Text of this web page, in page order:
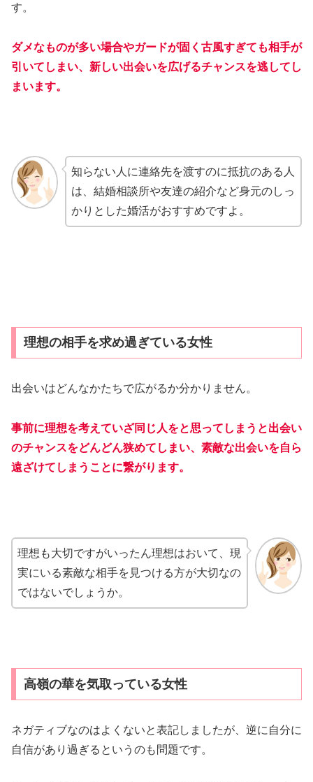
す。
ダメなものが多い場合やガードが固く古風すぎても相手が
引いてしまい、新しい出会いを広げるチャンスを逃してし
まいます。
知らない人に連絡先を渡すのに抵抗のある人
は、結婚相談所や友達の紹介など身元のしっ
かりとした婚活がおすすめですよ。
理想の相手を求め過ぎている女性
出会いはどんなかたちで広がるか分かりません。
事前に理想を考えていざ同じ人をと思ってしまうと出会い
のチャンスをどんどん狭めてしまい、素敵な出会いを自ら
遠ざけてしまうことに繋がります。
理想も大切ですがいったん理想はおいて、現
実にいる素敵な相手を見つける方が大切なの
ではないでしょうか。
高嶺の華を気取っている女性
ネガティブなのはよくないと表記しましたが、逆に自分に
自信があり過ぎるというのも問題です。